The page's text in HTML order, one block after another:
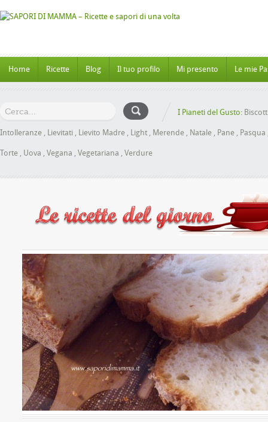
Home Ricette Blog Il tuo profilo Mi presento Le mie
I Pianeti del Gusto:
Intolleranze , Lievitati , Lievito Madre , Light , Merende , Natale , Pane , Pasqua
Torte , Uova , Vegana , Vegetariana , Verdure
Panbrioche al Miele senza
uova
Valutazione media: (0 / 5)
Oggi è domenica, quindi finita la fatica del lavoro settimanale
e delle faccende di casa, mi dedico alla mia grande passione.
Volevo preparare un panbrioche salutare per la ...
Gusta...